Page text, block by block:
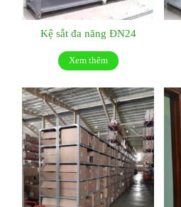
Kệ sắt đa năng ĐN24
Xem thêm